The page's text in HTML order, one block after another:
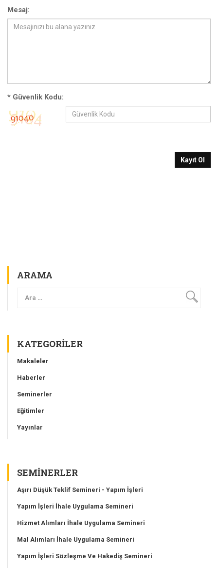
Mesaj:
* Güvenlik Kodu:
Kayıt Ol
ARAMA
KATEGORILER
Makaleler
Haberler
Seminerler
Eğitimler
Yayınlar
SEMINERLER
Aşırı Düşük Teklif Semineri - Yapım İşleri
Yapım İşleri İhale Uygulama Semineri
Hizmet Alımları İhale Uygulama Semineri
Mal Alımları İhale Uygulama Semineri
Yapım İşleri Sözleşme Ve Hakediş Semineri